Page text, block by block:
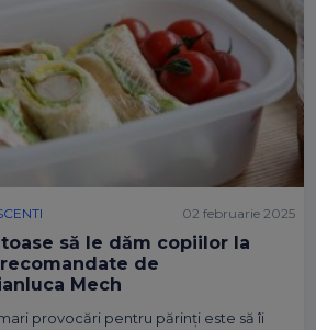
să le dăm copiilor la
de
Mech
provocări pentru părinți este să îi
02 februarie 2025